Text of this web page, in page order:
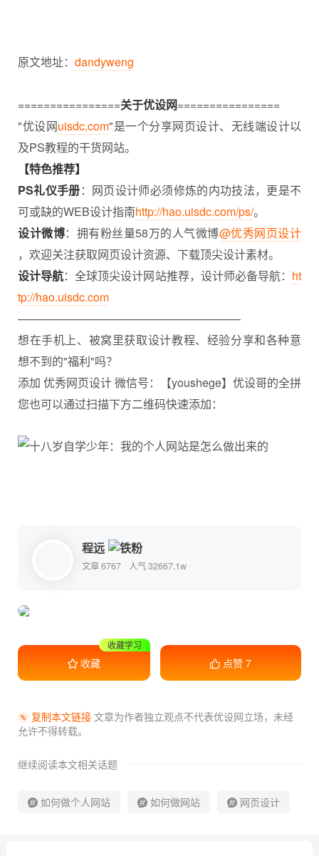
原文地址： dandyweng
================关于优设网================
"优设网uisdc.com"是一个分享网页设计、无线端设计以
及PS教程的干货网站。
【特色推荐】
PS礼仪手册：网页设计师必须修炼的内功技法，更是不
可或缺的WEB设计指南http://hao.uisdc.com/ps/。
设计微博：拥有粉丝量58万的人气微博@优秀网页设计
，欢迎关注获取网页设计资源、下载顶尖设计素材。
设计导航：全球顶尖设计网站推荐，设计师必备导航： ht
tp://hao.uisdc.com
———————————————————–
想在手机上、被窝里获取设计教程、经验分享和各种意
想不到的"福利"吗？
添加 优秀网页设计 微信号：【youshege】优设哥的全拼
您也可以通过扫描下方二维码快速添加：
程远
文章 6767 人气 32667.1w
收藏
收藏学习
点赞 7
复制本文链接文章为作者独立观点不代表优设网立场， 未经
允许不得转载。
继续阅读本文相关话题
如何做个人网站 如何做网站 网页设计